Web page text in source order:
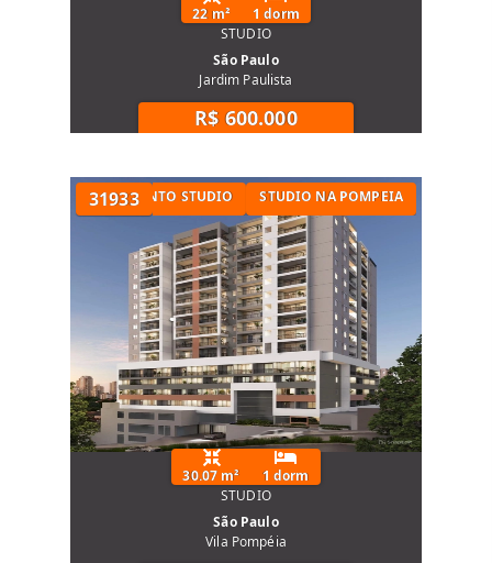
22 m²
1 dorm
STUDIO
São Paulo
Jardim Paulista
R$ 600.000
31933
APARTAMENTO STUDIO STUDIO NA POMPEIA
30.07 m²
1 dorm
STUDIO
São Paulo
Vila Pompéia